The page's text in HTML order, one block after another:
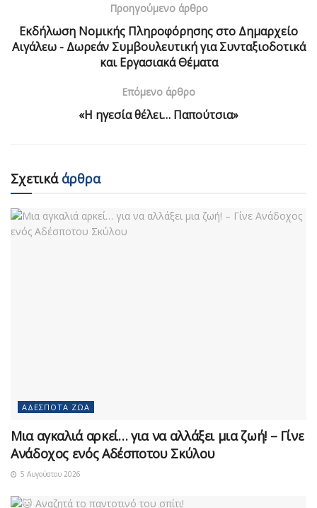
Προηγούμενο άρθρο
Εκδήλωση Νομικής Πληροφόρησης στο Δημαρχείο
Αιγάλεω - Δωρεάν Συμβουλευτική για Συνταξιοδοτικά
και Εργασιακά Θέματα
Επόμενο άρθρο
«Η ηγεσία θέλει… Παπούτσια»
Σχετικάάρθρα
ΑΔΈΣΠΟΤΑ ΖΏΑ
Μια αγκαλιά αρκεί… για να αλλάξει μια ζωή! – Γίνε
Ανάδοχος ενός Αδέσποτου Σκύλου
5 Αυγούστου 2026